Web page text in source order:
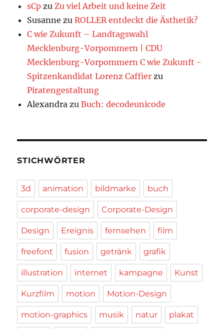
sCp zu Zu viel Arbeit und keine Zeit
Susanne zuROLLER entdeckt die Ästhetik?
C wie Zukunft – Landtagswahl
Mecklenburg-Vorpommern | CDU
Mecklenburg-Vorpommern C wie Zukunft -
Spitzenkandidat Lorenz Caffier zu
Piratengestaltung
Alexandra zuBuch: decodeunicode
STICHWÖRTER
3d animation bildmarke buch
corporate-design Corporate-Design
Design Ereignis fernsehen film
freefont fusion getränk grafik
illustration internet kampagne Kunst
Kurzfilm motion Motion-Design
motion-graphics musik natur plakat